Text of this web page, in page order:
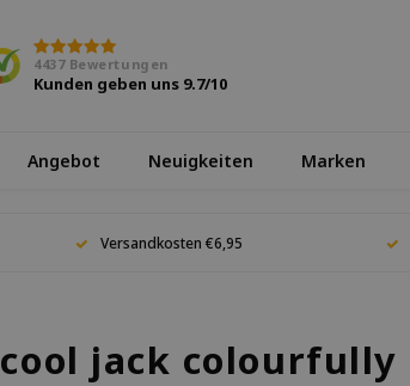
4437Bewertungen
Kunden geben uns 9.7/10
Angebot Neuigkeiten Marken
Versandkosten €6,95
jack colourfully